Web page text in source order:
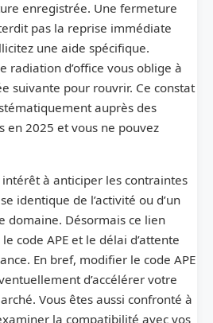
enregistrée. Une fermeture
pas la reprise immédiate
une aide spécifique.
radiation d’office vous oblige à
suivante pour rouvrir. Ce constat
auprès des
en 2025 et vous ne pouvez
intérêt à anticiper les contraintes
identique de l’activité ou d’un
domaine. Désormais ce lien
code APE et le délai d’attente
En bref, modifier le code APE
d’accélérer votre
Vous êtes aussi confronté à
la compatibilité avec vos